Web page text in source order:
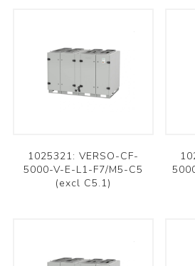
1025321: VERSO-CF-
5000-V-E-L1-F7/M5-C5
(excl C5.1)